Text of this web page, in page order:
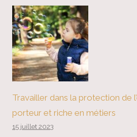
Travailler dans la protection de
porteur et riche en métiers
15 juillet 2023